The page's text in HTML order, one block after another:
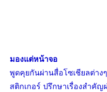
มองแต่หน้าจอ
พูดคุยกันผ่านสื่อโซเชียลต่าง
สติกเกอร์ ปรึกษาเรื่องสําคั